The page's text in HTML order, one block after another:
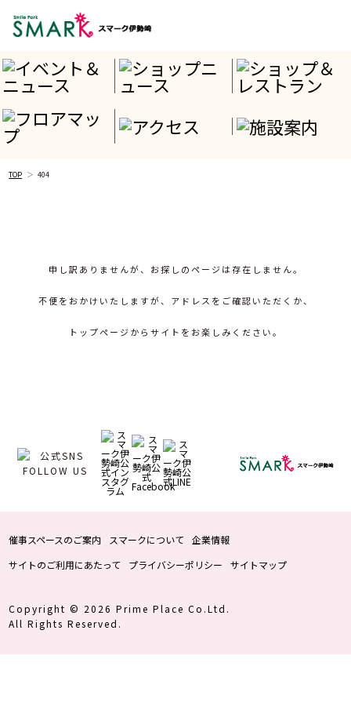
TOP 404
申し訳ありませんが、お探しのページは存在しません。
不便をおかけいたしますが、アドレスをご確認いただくか、
トップページからサイトをお楽しみください。
催事スペースのご案内 スマークについて
企業情報
サイトのご利用にあたって
プライバシーポリシー サイトマップ
Copyright © 2026 Prime Place Co.Ltd.
All Rights Reserved.